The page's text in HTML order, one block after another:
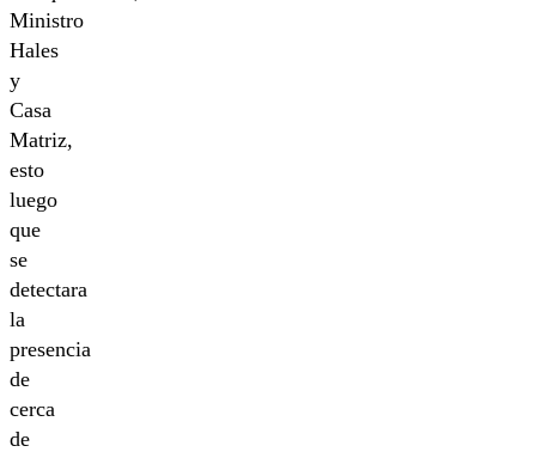
Ministro
Hales
y
Casa
Matriz,
esto
luego
que
se
detectara
la
presencia
de
cerca
de